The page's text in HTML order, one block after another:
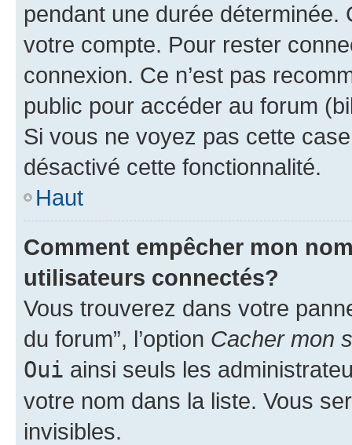
pendant une durée déterminée.
votre compte. Pour rester
connexion. Ce n’est pas
public pour accéder au forum
Si vous ne voyez pas cette
désactivé cette fonctionnalité.
Haut
Comment empêcher mon
utilisateurs connectés?
Vous trouverez dans votre
du forum”, l’option Cacher mon
Oui ainsi seuls les
votre nom dans la liste. Vous
invisibles.